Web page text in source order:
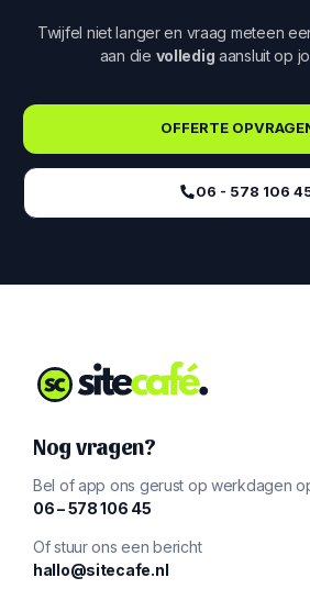
Twijfel niet langer en vraag meteen
aan die volledig aansluit op
OFFERTE
06 - 578 106
Nog vragen?
Bel of app ons gerust op werkdagen
‪06 – 578 106 45‬
Of stuur ons een bericht
hallo@sitecafe.nl